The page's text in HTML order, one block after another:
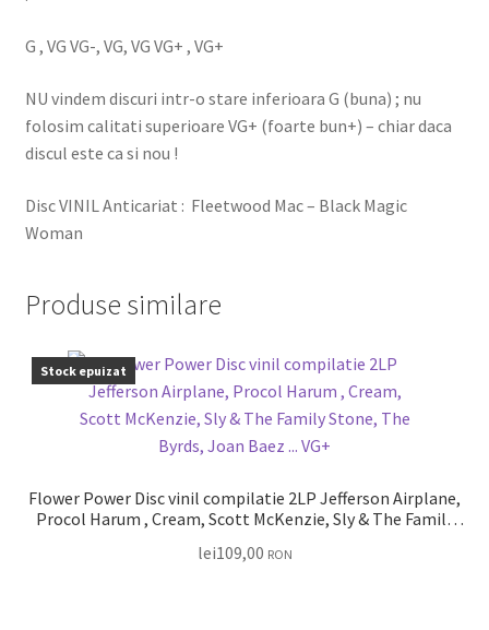
G , VG VG-, VG, VG VG+ , VG+
NU vindem discuri intr-o stare inferioara G (buna) ; nu
folosim calitati superioare VG+ (foarte bun+) – chiar daca
discul este ca si nou !
Disc VINIL Anticariat : Fleetwood Mac – Black Magic
Woman
Produse similare
Stock epuizat
Flower Power Disc vinil compilatie 2LP Jefferson Airplane,
Procol Harum , Cream, Scott McKenzie, Sly & The Family
lei109,00 RON